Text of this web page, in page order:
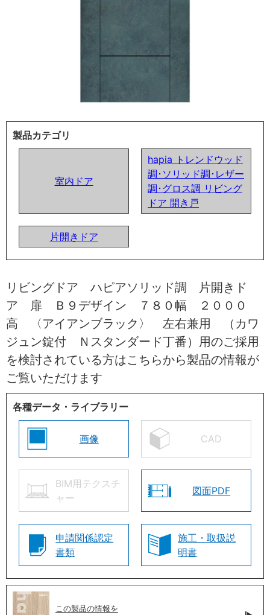
製品カテゴリ
室内ドア
hapia トレンドウッド
調･ソリッド調･レザー
調･グロス調 リビング
ドア 開き戸
片開きドア
リビングドア ハピアソリッド調 片開きド
ア 扉 Ｂ９デザイン ７８０幅 ２０００
高 〈アイアンブラック〉 左右兼用 （カワ
ジュン錠付 Ｎスタンダード丁番）用のご採用
を検討されている方はこちらから製品の情報が
ご覧いただけます
各種データ・ライブラリー
画像 CAD
BIM用テクスチ
ャー
図面PDF
申請関係認定
書類
施工・取扱説
明書
この製品の情報を